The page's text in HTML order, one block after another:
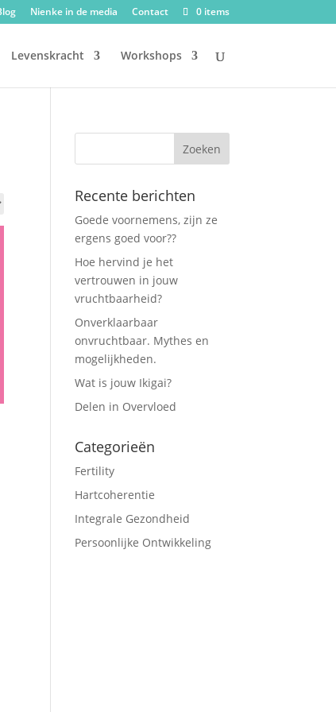
Nienke in de media Contact 0 items
Levenskracht Workshops
Recente berichten
Goede voornemens, zijn ze
ergens goed voor??
Hoe hervind je het
vertrouwen in jouw
vruchtbaarheid?
Onverklaarbaar
onvruchtbaar. Mythes en
mogelijkheden.
Wat is jouw Ikigai?
Delen in Overvloed
Categorieën
Fertility
Hartcoherentie
Integrale Gezondheid
Persoonlijke Ontwikkeling